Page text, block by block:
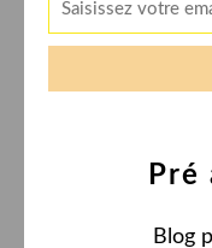
Pré
Blog